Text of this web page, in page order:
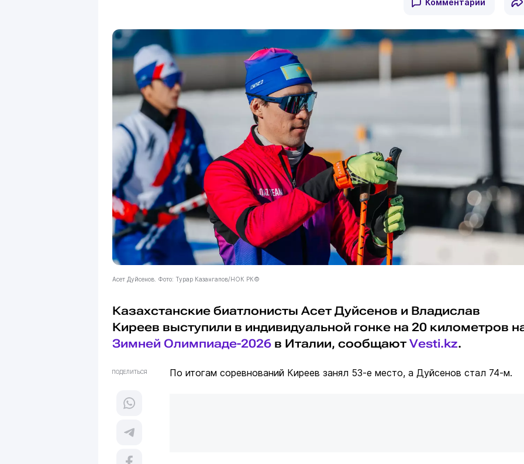
Комментарии
Асет Дуйсенов. Фото: Турар Казангапов/НОК РК©
Казахстанские биатлонисты Асет Дуйсенов и Владислав
Киреев выступили в индивидуальной гонке на 20 километров
Зимней Олимпиаде-2026 в Италии, сообщают Vesti.kz.
ПОДЕЛИТЬСЯ По итогам соревнований Киреев занял 53-е место, а Дуйсенов стал 74-м.